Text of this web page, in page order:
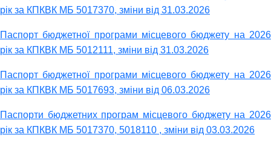
рік за КПКВК МБ 5017370, зміни від 31.03.2026
Паспорт бюджетної програми місцевого бюджету на 2026
рік за КПКВК МБ 5012111, зміни від 31.03.2026
Паспорт бюджетної програми місцевого бюджету на 2026
рік за КПКВК МБ 5017693, зміни від 06.03.2026
Паспорти бюджетних програм місцевого бюджету на 2026
рік за КПКВК МБ 5017370, 5018110 , зміни від 03.03.2026